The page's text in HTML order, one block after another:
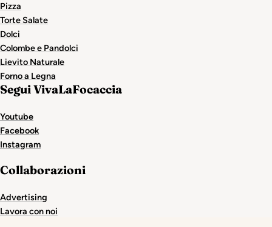
Pizza
Torte Salate
Dolci
Colombe e Pandolci
Lievito Naturale
Forno a Legna
Segui VivaLaFocaccia
Youtube
Facebook
Instagram
Collaborazioni
Advertising
Lavora con noi